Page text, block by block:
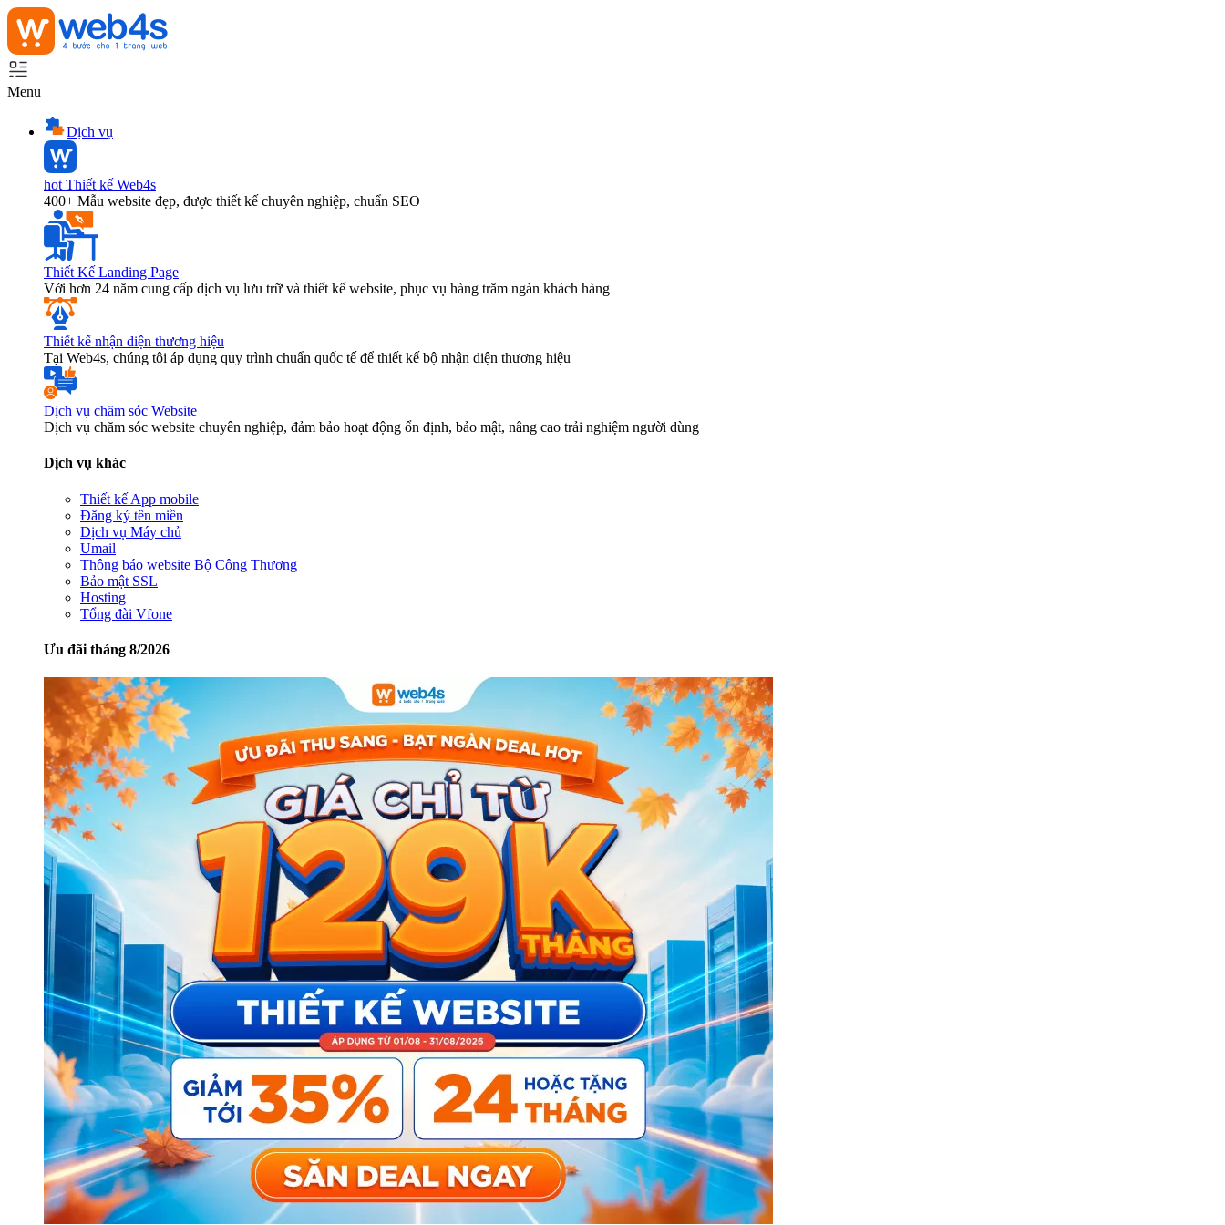
Menu
Dịch vụ
hot Thiết kế Web4s
400+ Mẫu website đẹp, được thiết kế chuyên nghiệp, chuẩn SEO
Thiết Kế Landing Page
Với hơn 24 năm cung cấp dịch vụ lưu trữ và thiết kế website, phục vụ hàng trăm ngàn khách hàng
Thiết kế nhận diện thương hiệu
Tại Web4s, chúng tôi áp dụng quy trình chuẩn quốc tế để thiết kế bộ nhận diện thương hiệu
Dịch vụ chăm sóc Website
Dịch vụ chăm sóc website chuyên nghiệp, đảm bảo hoạt động ổn định, bảo mật, nâng cao trải nghiệm người dùng
Dịch vụ khác
Thiết kế App mobile
Đăng ký tên miền
Dịch vụ Máy chủ
Umail
Thông báo website Bộ Công Thương
Bảo mật SSL
Hosting
Tổng đài Vfone
Ưu đãi tháng 8/2026